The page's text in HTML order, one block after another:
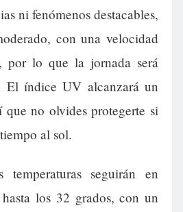
ni fenómenos destacables,
con una velocidad
por lo que la jornada será
El índice UV alcanzará un
no olvides protegerte si
al sol.
temperaturas seguirán en
los 32 grados, con un